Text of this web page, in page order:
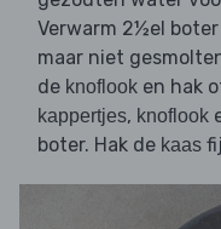
Verwarm 2½el
maar niet
de knoflook en hak
kappertjes, knoflook
boter. Hak de kaas